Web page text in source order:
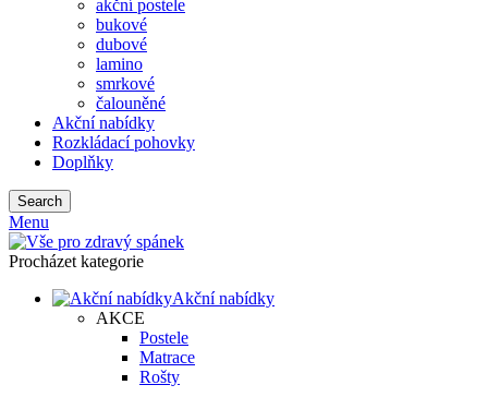
akční postele
bukové
dubové
lamino
smrkové
čalouněné
Akční nabídky
Rozkládací pohovky
Doplňky
Search
Menu
Procházet kategorie
Akční nabídky
AKCE
Postele
Matrace
Rošty